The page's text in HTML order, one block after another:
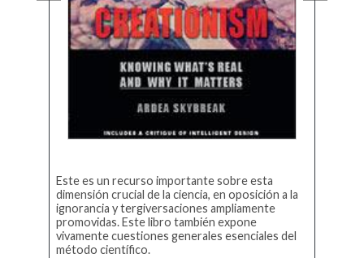
Este es un recurso importante sobre esta
dimensión crucial de la ciencia, en oposición a la
ignorancia y tergiversaciones ampliamente
promovidas. Este libro también expone
vivamente cuestiones generales esenciales del
método científico.